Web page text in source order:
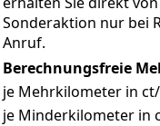
Sonderaktion nur bei
Anruf.
Berechnungsfreie
je Mehrkilometer in
je Minderkilometer in